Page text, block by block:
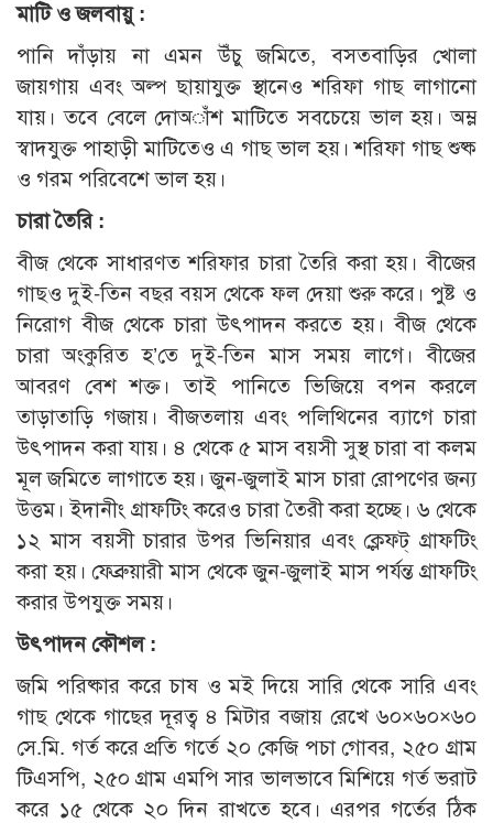
মাটি ও জলবায়ু :
পানি দাঁড়ায় না এমন উঁচু জমিতে, বসতবাড়ির খোলা
জায়গায় এবং অল্প ছায়াযুক্ত স্থানেও শরিফা গাছ লাগানো
যায়। তবে বেলে দোঅাঁশ মাটিতে সবচেয়ে ভাল হয়। অম্ল
স্বাদযুক্ত পাহাড়ী মাটিতেও এ গাছ ভাল হয়। শরিফা গাছ শুষ্ক
ও গরম পরিবেশে ভাল হয়।
চারা তৈরি :
বীজ থেকে সাধারণত শরিফার চারা তৈরি করা হয়। বীজের
গাছও দুই-তিন বছর বয়স থেকে ফল দেয়া শুরু করে। পুষ্ট ও
নিরোগ বীজ থেকে চারা উৎপাদন করতে হয়। বীজ থেকে
চারা অংকুরিত হ’তে দুই-তিন মাস সময় লাগে। বীজের
আবরণ বেশ শক্ত। তাই পানিতে ভিজিয়ে বপন করলে
তাড়াতাড়ি গজায়। বীজতলায় এবং পলিথিনের ব্যাগে চারা
উৎপাদন করা যায়। ৪ থেকে ৫ মাস বয়সী সুস্থ চারা বা কলম
মূল জমিতে লাগাতে হয়। জুন-জুলাই মাস চারা রোপণের জন্য
উত্তম। ইদানীং গ্রাফটিং করেও চারা তৈরী করা হচ্ছে। ৬ থেকে
১২ মাস বয়সী চারার উপর ভিনিয়ার এবং ক্লেফট্ গ্রাফটিং
করা হয়। ফেব্রুয়ারী মাস থেকে জুন-জুলাই মাস পর্যন্ত গ্রাফটিং
করার উপযুক্ত সময়।
উৎপাদন কৌশল :
জমি পরিষ্কার করে চাষ ও মই দিয়ে সারি থেকে সারি এবং
গাছ থেকে গাছের দূরত্ব ৪ মিটার বজায় রেখে ৬০×৬০×৬০
সে.মি. গর্ত করে প্রতি গর্তে ২০ কেজি পচা গোবর, ২৫০ গ্রাম
টিএসপি, ২৫০ গ্রাম এমপি সার ভালভাবে মিশিয়ে গর্ত ভরাট
করে ১৫ থেকে ২০ দিন রাখতে হবে। এরপর গর্তের ঠিক